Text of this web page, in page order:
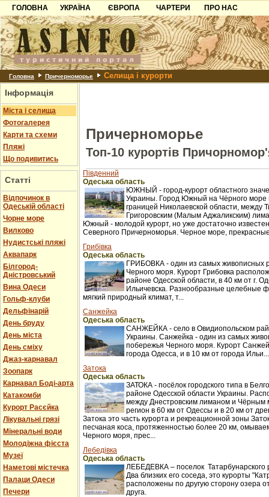
ГОЛОВНА
УКРАЇНА
Карпати
Азов
Причорноморря
Шацьк
ЄВРОПА
Чорногорія
Хорватія
Болгарія
Албанія
ЧАРТЕРИ
ПРО НАС
Контакти
Партнерам
Додати готель
Головна Причерноморье Селища і курорти
Інформація
Міста і селища
Фотогалерея
Карти та схеми
Пляжі
Що подивитись
Статті
Відпочинок в
Одеській області
Чорне море
Вилково
Нудистські пляжі
Аквапарк
Білгород-
Дністровський
Вина Одеси
Гольф-клуби
Дельфінарій
День бруду
День міста
День сміху
Джаз-карнавал
Зоопарк
Карнавал Боді-арта
Катакомби
Курорт Расєйка
Лікувальні грязі
Мінеральні води
Молодіжна фієста
Музеї
Наметові містечка
Палаци Одеси
Печери
Причерноморье
Топ-10 курортів
Південний
Одеська область
ЮЖНЫЙ - город-курорт областного
Украины. Город Южный на Чёрного море
границей Николаевской области, между
Григоровским (Малым Аджаликским)
Южный - молодой курорт, но уже достаточно
Северного Причерноморья. Черное море,
Грибівка
Одеська область
ГРИБОВКА - один из самых живописных
Черного моря. Курорт Грибовка
районе Одесской области, в 40 км от г.
Ильичевска. Разнообразные целебные
мягкий природный климат, т...
Санжейка
Одеська область
САНЖЕЙКА - село в Овидиопольском
Украины. Санжейка - один из самых
побережья Черного моря. Курорт
города Одесса, и в 10 км от города Ильи...
Затока
Одеська область
ЗАТОКА - посёлок городского типа в
районе Одесской области Украины.
между Днестровским лиманом и Чёрным
регион в 60 км от Одессы и в 20 км от
Затока это часть курорта и рекреационной зоны
песчаная коса, протяженностью более 20 км,
Черного моря, прес...
Лебедівка
Одеська область
ЛЕБЕДЕВКА – поселок Татарбунарского
Два близких его соседа, это курорты
расположены по другую сторону озера
друга.